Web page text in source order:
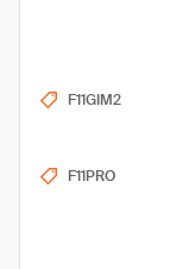
F11GIM2
F11PRO